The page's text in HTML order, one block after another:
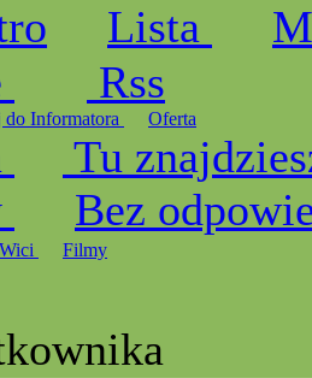
Lista
Rss
do Informatora Oferta
Tu
Bez
Filmy